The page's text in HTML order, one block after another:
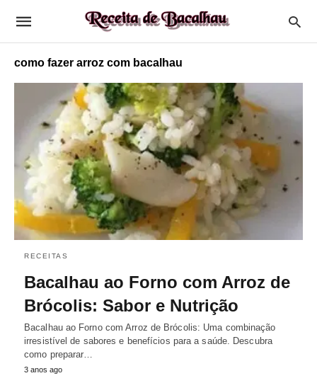
como fazer arroz com bacalhau
RECEITAS
Bacalhau ao Forno com Arroz de
Brócolis: Sabor e Nutrição
Bacalhau ao Forno com Arroz de Brócolis: Uma combinação
irresistível de sabores e benefícios para a saúde. Descubra
como preparar…
3 anos ago